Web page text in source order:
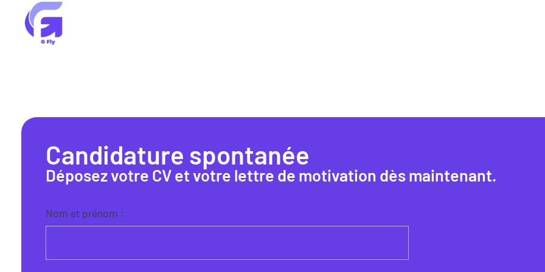
Candidature spontanée
Déposez votre CV et votre lettre de motivation dès maintenant.
Nom et prénom :